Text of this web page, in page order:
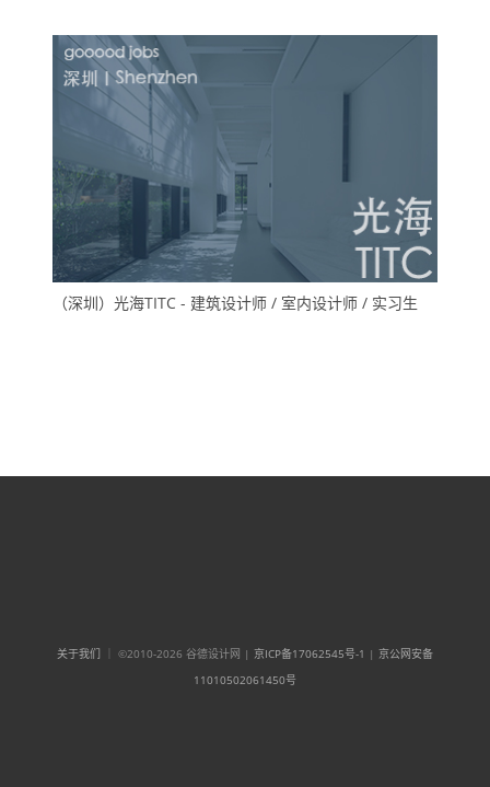
（深圳）光海TITC - 建筑设计师 / 室内设计师 / 实习生
关于我们 ｜ ©2010-2026 谷德设计网 | 京ICP备17062545号-1 | 京公网安备
11010502061450号